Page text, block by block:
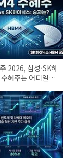
2026, 삼성·SK하
혜주는 어디일